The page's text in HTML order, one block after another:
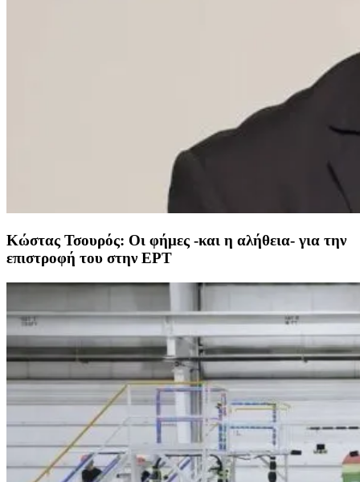
Κώστας Τσουρός: Οι φήμες -και η αλήθεια- για την
επιστροφή του στην ΕΡΤ